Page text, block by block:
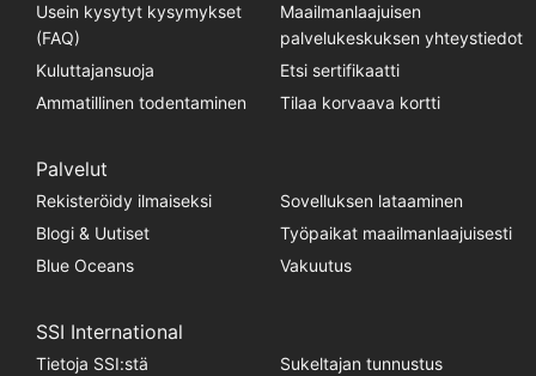
Usein kysytyt kysymykset
(FAQ)
Maailmanlaajuisen
palvelukeskuksen yhteystiedot
Kuluttajansuoja
Etsi sertifikaatti
Ammatillinen todentaminen
Tilaa korvaava kortti
Palvelut
Rekisteröidy ilmaiseksi
Sovelluksen lataaminen
Blogi & Uutiset
Työpaikat maailmanlaajuisesti
Blue Oceans
Vakuutus
SSI International
Tietoja SSI:stä
Sukeltajan tunnustus